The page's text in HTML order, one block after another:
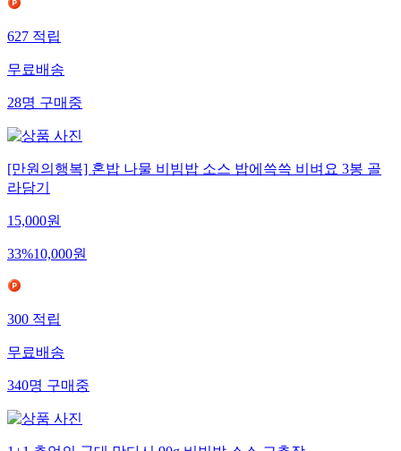
627적립
무료배송
28명구매중
[만원의행복] 혼밥 나물 비빔밥 소스 밥에쓱쓱 비벼요 3봉 골
라담기
15,000원
33%10,000원
300적립
무료배송
340명구매중